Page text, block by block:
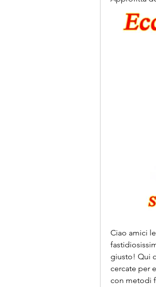
Ciao amici
giusto! Qui
cercate per
con metodi